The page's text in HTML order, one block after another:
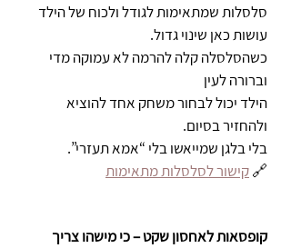
סלסלות שמתאימות לגודל ולכוח של הילד
עושות כאן שינוי גדול.
כשהסלסלה קלה להרמה לא עמוקה מדי
וברורה לעין
הילד יכול לבחור משחק אחד להוציא
ולהחזיר בסיום.
בלי בלגן שמייאשו בלי “אמא תעזרי”.
🔗 קישור לסלסלות מתאימות
קופסאות לאחסון שקט – כי מישהו צריך